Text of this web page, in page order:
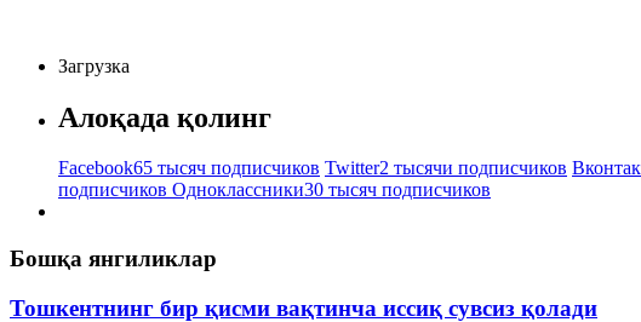
Загрузка
Алоқада қолинг
Facebook65 тысяч подписчиков Twitter2 тысячи подписчиков
подписчиков Одноклассники30 тысяч подписчиков
Бошқа янгиликлар
Тошкентнинг бир қисми вақтинча иссиқ сувсиз қолади